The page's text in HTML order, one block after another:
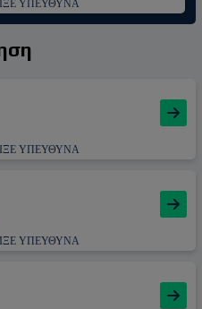
ΥΠΕΥΘΥΝΑ
ΥΠΕΥΘΥΝΑ
ΥΠΕΥΘΥΝΑ